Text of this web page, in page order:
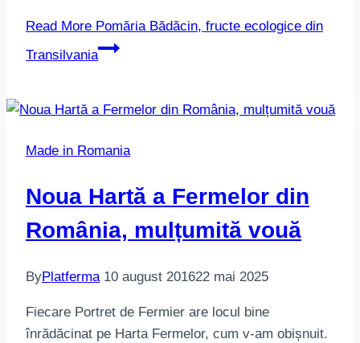
Read More Pomăria Bădăcin, fructe ecologice din
Transilvania
Made in Romania
Noua Hartă a Fermelor din
România, mulțumită vouă
ByPlatferma 10 august 201622 mai 2025
Fiecare Portret de Fermier are locul bine
înrădăcinat pe Harta Fermelor, cum v-am obișnuit.